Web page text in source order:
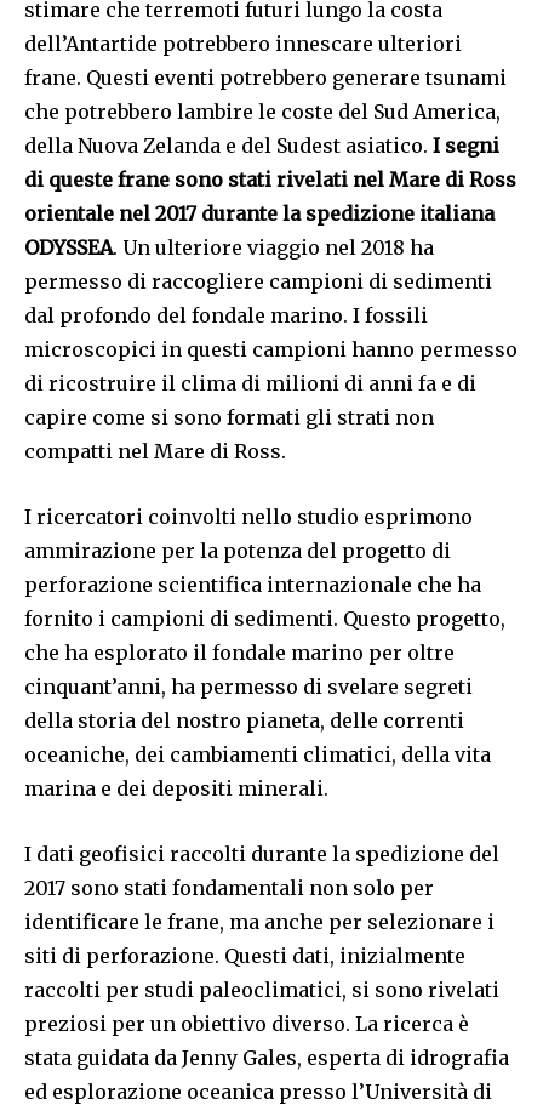
stimare che terremoti futuri lungo la costa
dell’Antartide potrebbero innescare ulteriori
frane. Questi eventi potrebbero generare tsunami
che potrebbero lambire le coste del Sud America,
della Nuova Zelanda e del Sudest asiatico. I segni
di queste frane sono stati rivelati nel Mare di Ross
orientale nel 2017 durante la spedizione italiana
ODYSSEA. Un ulteriore viaggio nel 2018 ha
permesso di raccogliere campioni di sedimenti
dal profondo del fondale marino. I fossili
microscopici in questi campioni hanno permesso
di ricostruire il clima di milioni di anni fa e di
capire come si sono formati gli strati non
compatti nel Mare di Ross.
I ricercatori coinvolti nello studio esprimono
ammirazione per la potenza del progetto di
perforazione scientifica internazionale che ha
fornito i campioni di sedimenti. Questo progetto,
che ha esplorato il fondale marino per oltre
cinquant’anni, ha permesso di svelare segreti
della storia del nostro pianeta, delle correnti
oceaniche, dei cambiamenti climatici, della vita
marina e dei depositi minerali.
I dati geofisici raccolti durante la spedizione del
2017 sono stati fondamentali non solo per
identificare le frane, ma anche per selezionare i
siti di perforazione. Questi dati, inizialmente
raccolti per studi paleoclimatici, si sono rivelati
preziosi per un obiettivo diverso. La ricerca è
stata guidata da Jenny Gales, esperta di idrografia
ed esplorazione oceanica presso l’Università di